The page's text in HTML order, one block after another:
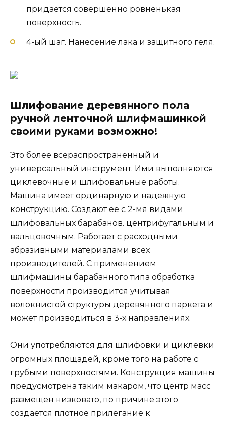
придается совершенно ровненькая
поверхность.
4-ый шаг. Нанесение лака и защитного геля.
Шлифование деревянного пола
ручной ленточной шлифмашинкой
своими руками возможно!
Это более всераспространенный и
универсальный инструмент. Ими выполняются
циклевочные и шлифовальные работы.
Машина имеет ординарную и надежную
конструкцию. Создают ее с 2-мя видами
шлифовальных барабанов. центрифугальным и
вальцовочным. Работает с расходными
абразивными материалами всех
производителей. С применением
шлифмашины барабанного типа обработка
поверхности производится учитывая
волокнистой структуры деревянного паркета и
может производиться в 3-х направлениях.
Они употребляются для шлифовки и циклевки
огромных площадей, кроме того на работе с
грубыми поверхностями. Конструкция машины
предусмотрена таким макаром, что центр масс
размещен низковато, по причине этого
создается плотное прилегание к